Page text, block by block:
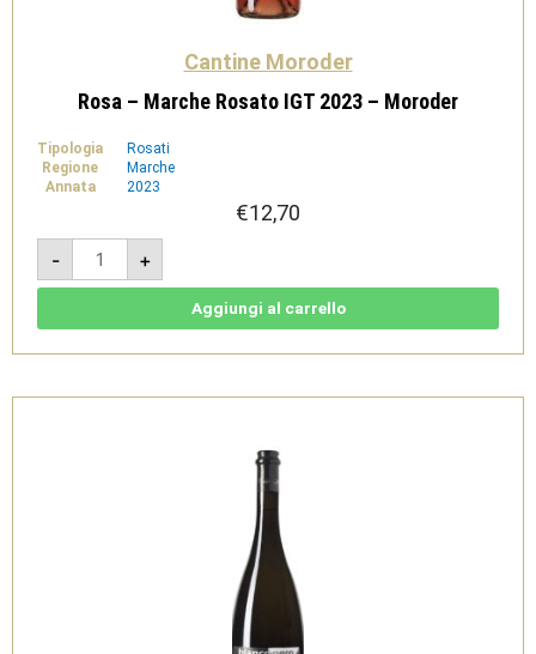
Cantine Moroder
Rosa – Marche Rosato IGT 2023 – Moroder
Tipologia
Rosati
Regione
Marche
Annata
2023
€12,70
-
Rosa
Marche
Rosato
Moroder
+
Aggiungi al carrello